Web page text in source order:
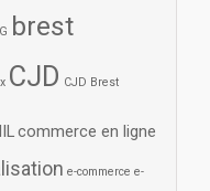
brest
CJD CJD Brest
commerce en ligne
e-commerce e-